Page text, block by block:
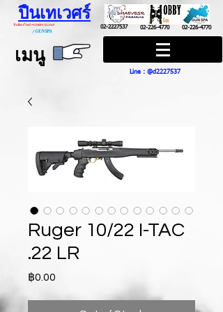
ปืนเทเวศร์
ปืนฮ๊อบบี้ กันส์ HOBBY GUNS
/GUN SPA
02-2227537 02-226-4770 02-226-4770
เมนู
Line : @d2227537
Ruger 10/22 I-TAC
.22 LR
฿0.00